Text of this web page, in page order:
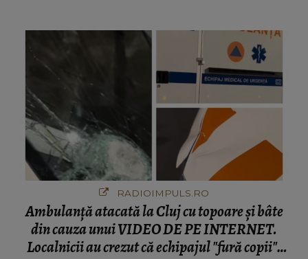
RADIOIMPULS.RO
Ambulanţă atacată la Cluj cu topoare și bâte
din cauza unui VIDEO DE PE INTERNET.
Localnicii au crezut că echipajul "fură copii".